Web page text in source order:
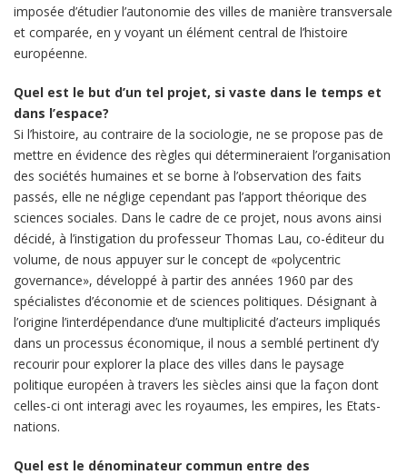
imposée d’étudier l’autonomie des villes de manière transversale
et comparée, en y voyant un élément central de l’histoire
européenne.
Quel est le but d’un tel projet, si vaste dans le temps et
dans l’espace?
Si l’histoire, au contraire de la sociologie, ne se propose pas de
mettre en évidence des règles qui détermineraient l’organisation
des sociétés humaines et se borne à l’observation des faits
passés, elle ne néglige cependant pas l’apport théorique des
sciences sociales. Dans le cadre de ce projet, nous avons ainsi
décidé, à l’instigation du professeur Thomas Lau, co-éditeur du
volume, de nous appuyer sur le concept de «polycentric
governance», développé à partir des années 1960 par des
spécialistes d’économie et de sciences politiques. Désignant à
l’origine l’interdépendance d’une multiplicité d’acteurs impliqués
dans un processus économique, il nous a semblé pertinent d’y
recourir pour explorer la place des villes dans le paysage
politique européen à travers les siècles ainsi que la façon dont
celles-ci ont interagi avec les royaumes, les empires, les Etats-
nations.
Quel est le dénominateur commun entre des